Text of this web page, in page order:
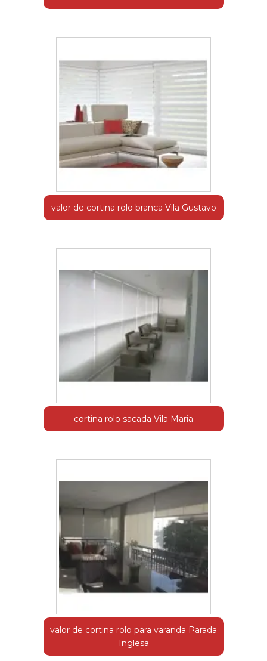
valor de cortina rolo branca Vila Gustavo
cortina rolo sacada Vila Maria
valor de cortina rolo para varanda Parada
Inglesa